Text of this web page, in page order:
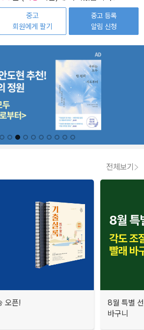
중고
회원에게 팔기
중고 등록
알림 신청
전체보기
오픈!
8월 특별
바구니